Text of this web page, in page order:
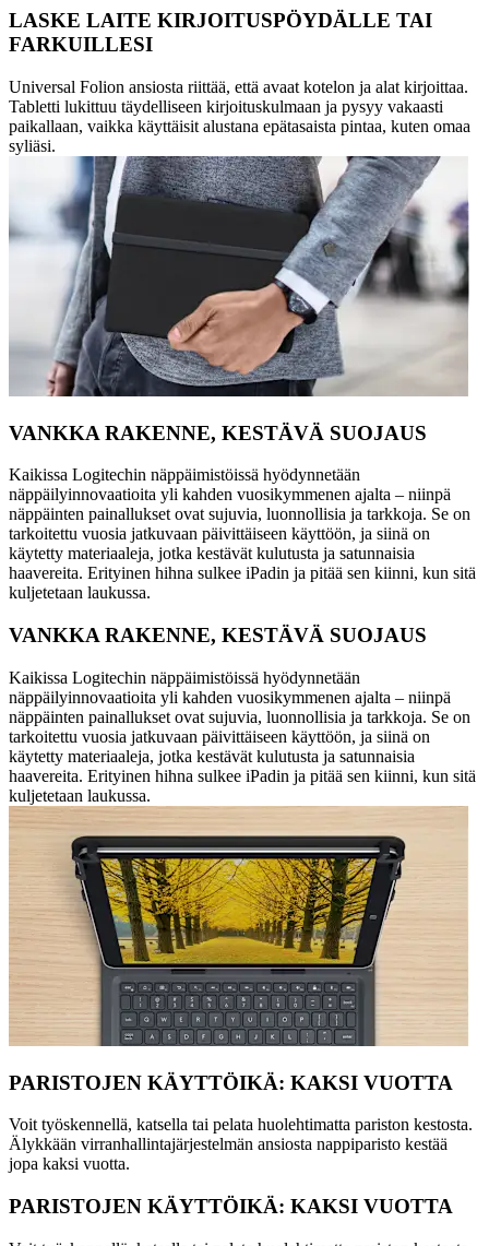
LASKE LAITE KIRJOITUSPÖYDÄLLE TAI
FARKUILLESI
Universal Folion ansiosta riittää, että avaat kotelon ja alat kirjoittaa.
Tabletti lukittuu täydelliseen kirjoituskulmaan ja pysyy vakaasti
paikallaan, vaikka käyttäisit alustana epätasaista pintaa, kuten omaa
syliäsi.
VANKKA RAKENNE, KESTÄVÄ SUOJAUS
Kaikissa Logitechin näppäimistöissä hyödynnetään
näppäilyinnovaatioita yli kahden vuosikymmenen ajalta – niinpä
näppäinten painallukset ovat sujuvia, luonnollisia ja tarkkoja. Se on
tarkoitettu vuosia jatkuvaan päivittäiseen käyttöön, ja siinä on
käytetty materiaaleja, jotka kestävät kulutusta ja satunnaisia
haavereita. Erityinen hihna sulkee iPadin ja pitää sen kiinni, kun sitä
kuljetetaan laukussa.
VANKKA RAKENNE, KESTÄVÄ SUOJAUS
Kaikissa Logitechin näppäimistöissä hyödynnetään
näppäilyinnovaatioita yli kahden vuosikymmenen ajalta – niinpä
näppäinten painallukset ovat sujuvia, luonnollisia ja tarkkoja. Se on
tarkoitettu vuosia jatkuvaan päivittäiseen käyttöön, ja siinä on
käytetty materiaaleja, jotka kestävät kulutusta ja satunnaisia
haavereita. Erityinen hihna sulkee iPadin ja pitää sen kiinni, kun sitä
kuljetetaan laukussa.
PARISTOJEN KÄYTTÖIKÄ: KAKSI VUOTTA
Voit työskennellä, katsella tai pelata huolehtimatta pariston kestosta.
Älykkään virranhallintajärjestelmän ansiosta nappiparisto kestää
jopa kaksi vuotta.
PARISTOJEN KÄYTTÖIKÄ: KAKSI VUOTTA